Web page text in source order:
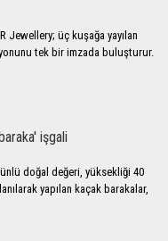
Jewellery; üç kuşağa yayılan
tek bir imzada buluşturur.
işgali
ünlü doğal değeri, yüksekliği 40
yapılan kaçak barakalar,